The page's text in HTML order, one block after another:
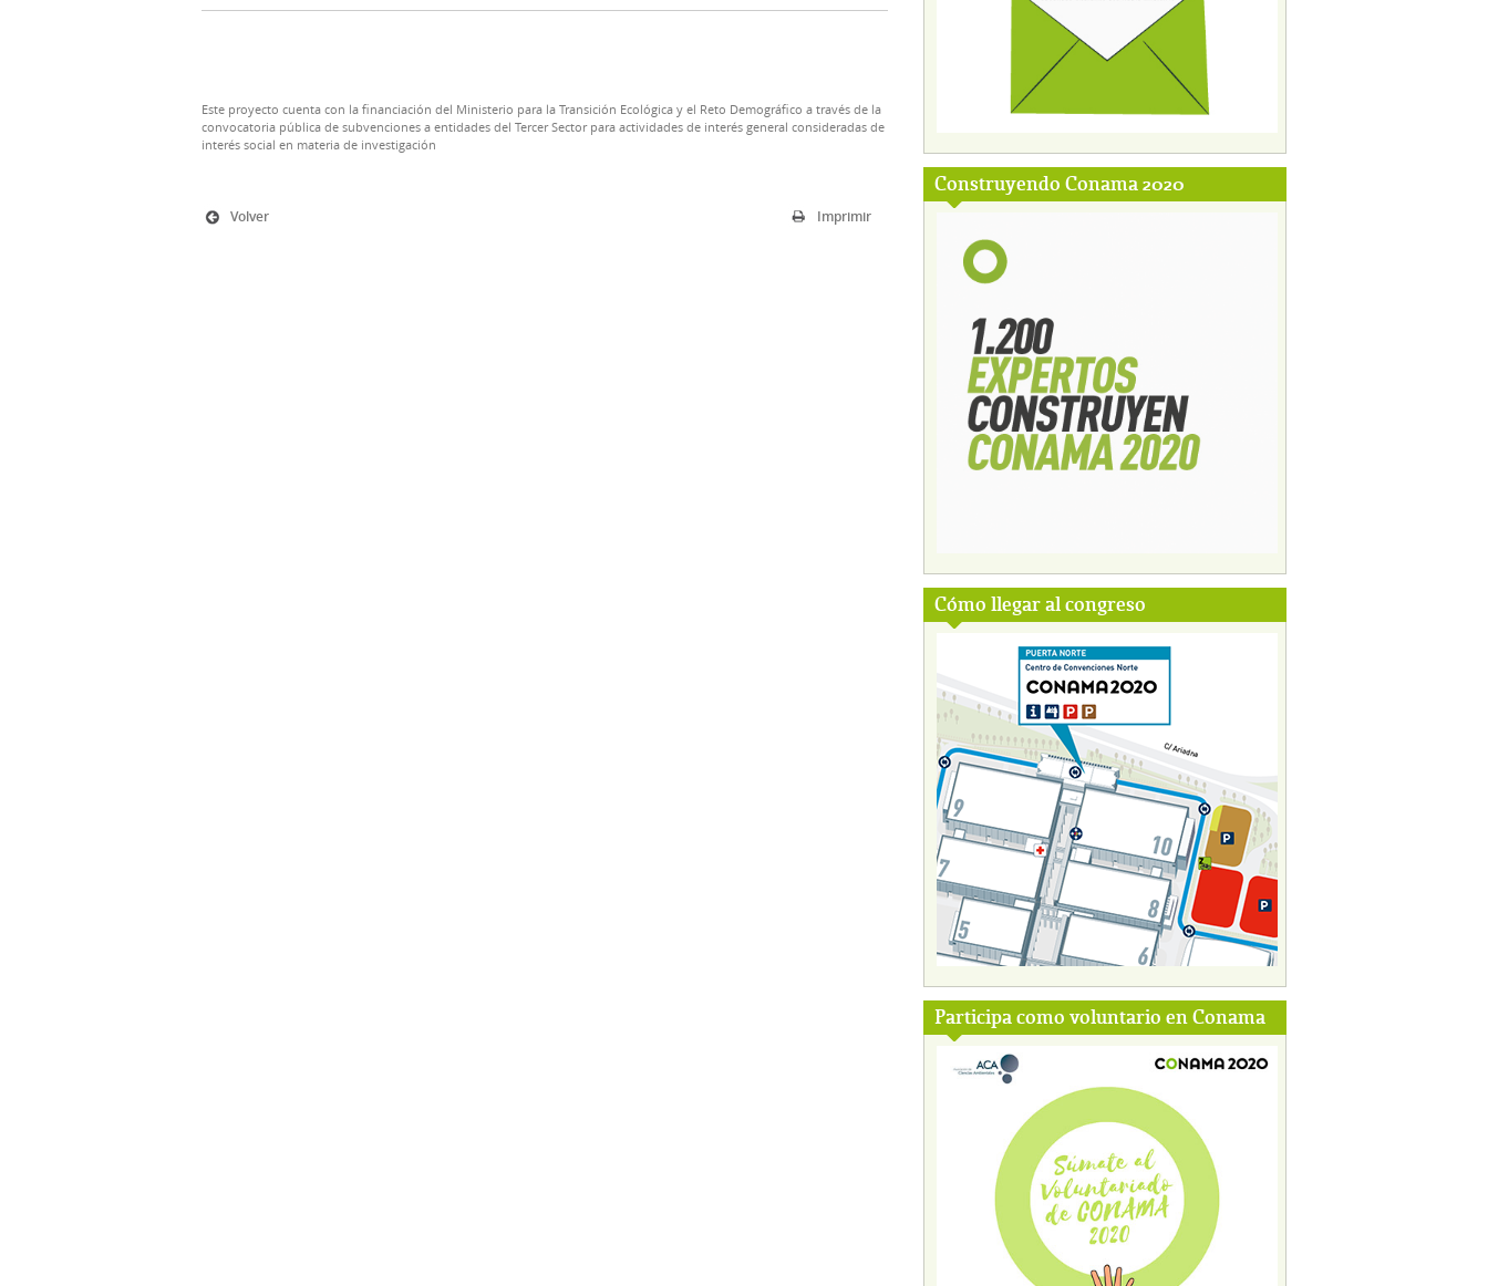
Construyendo Conama 2020
Cómo llegar al congreso
Participa como voluntario en Conama
Este proyecto cuenta con la financiación del Ministerio para la Transición Ecológica y el Reto Demográfico a través de la
convocatoria pública de subvenciones a entidades del Tercer Sector para actividades de interés general consideradas de
interés social en materia de investigación
Imprimir
Volver